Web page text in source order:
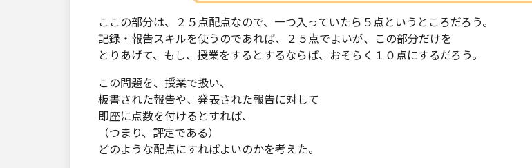
ここの部分は、２５点配点なので、一つ入っていたら５点というところだろう。
記録・報告スキルを使うのであれば、２５点でよいが、この部分だけを
とりあげて、もし、授業をするとするならば、おそらく１０点にするだろう。
この問題を、授業で扱い、
板書された報告や、発表された報告に対して
即座に点数を付けるとすれば、
（つまり、評定である）
どのような配点にすればよいのかを考えた。